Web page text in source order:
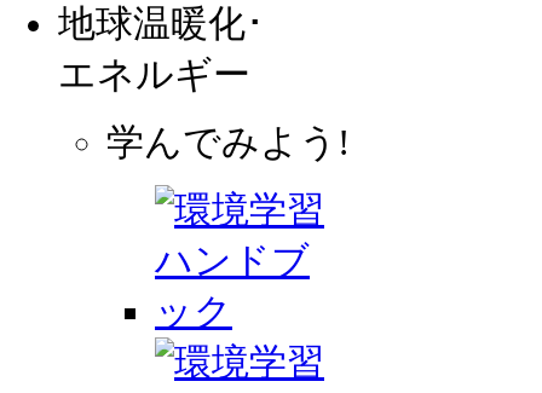
地球温暖化･
エネルギー
学んでみよう!